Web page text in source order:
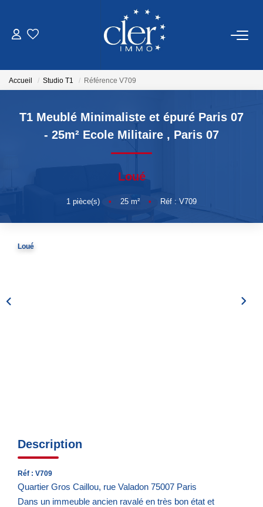
SERVICES
Gestion
Accueil Studio T1 Référence V709
T1 Meublé Minimaliste et épuré Paris 07
- 25m² Ecole Militaire , Paris 07
Loué
1 pièce(s) • 25 m² • Réf : V709
Loué
Description
Réf : V709
Quartier Gros Caillou, rue Valadon 75007 Paris
Dans un immeuble ancien ravalé en très bon état et